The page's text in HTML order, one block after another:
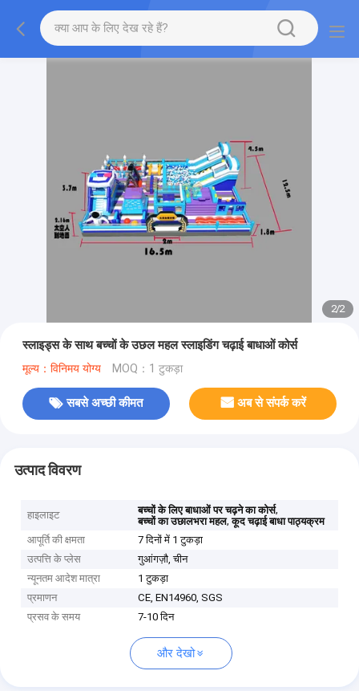
2/2
स्लाइड्स के साथ बच्चों के उछल महल स्लाइडिंग चढ़ाई बाधाओं कोर्स
मूल्य：विनिमय योग्य MOQ：1 टुकड़ा
सबसे अच्छी कीमत अब से संपर्क करें
उत्पाद विवरण
हाइलाइट बच्चों के लिए बाधाओं पर चढ़ने का कोर्स,
बच्चों का उछालभरा महल,कूद चढ़ाई बाधा पाठ्यक्रम
आपूर्ति की क्षमता
7 दिनों में 1 टुकड़ा
उत्पत्ति के प्लेस
गुआंगज़ौ, चीन
न्यूनतम आदेश मात्रा
1 टुकड़ा
प्रमाणन
CE, EN14960, SGS
प्रसव के समय
7-10 दिन
और देखो